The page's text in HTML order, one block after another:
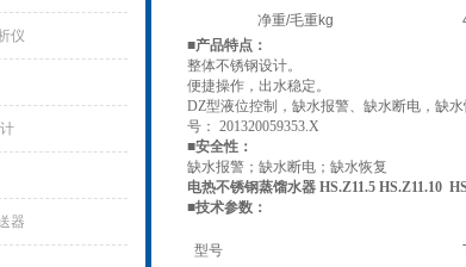
仪
器
净重/毛重kg
■产品特点：
整体不锈钢设计。
便捷操作，出水稳定。
DZ型液位控制，缺水报警、缺水断电，缺水
号： 201320059353.X
■安全性：
缺水报警；缺水断电；缺水恢复
电热不锈钢蒸馏水器 HS.Z11.5 HS.Z11.10
■技术参数：
型号